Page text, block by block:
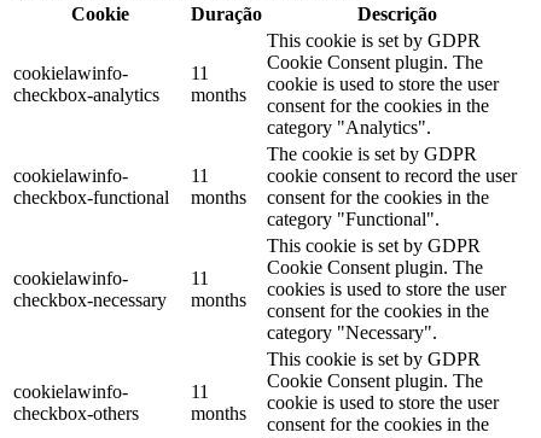
Cookie
Duração Descrição
cookielawinfo-
checkbox-analytics
11
months
This cookie is set by GDPR
Cookie Consent plugin. The
cookie is used to store the user
consent for the cookies in the
category "Analytics".
cookielawinfo-
checkbox-functional
11
months
The cookie is set by GDPR
cookie consent to record the user
consent for the cookies in the
category "Functional".
cookielawinfo-
checkbox-necessary
11
months
This cookie is set by GDPR
Cookie Consent plugin. The
cookies is used to store the user
consent for the cookies in the
category "Necessary".
cookielawinfo-
checkbox-others
11
months
This cookie is set by GDPR
Cookie Consent plugin. The
cookie is used to store the user
consent for the cookies in the